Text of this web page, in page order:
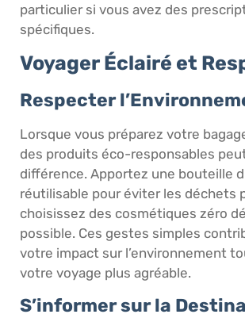
particulier si vous avez des
spécifiques.
Voyager Éclairé et
Respecter
Lorsque vous préparez votre
des produits éco-responsables
différence. Apportez une bouteille
réutilisable pour éviter les déchets
choisissez des cosmétiques zéro
possible. Ces gestes simples
votre impact sur l’environnement
votre voyage plus agréable.
S’informer sur la